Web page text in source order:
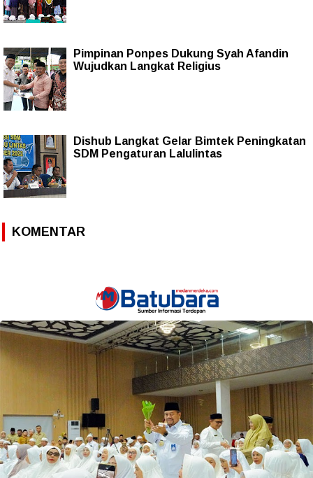
Pimpinan Ponpes Dukung Syah Afandin
Wujudkan Langkat Religius
Dishub Langkat Gelar Bimtek Peningkatan
SDM Pengaturan Lalulintas
KOMENTAR